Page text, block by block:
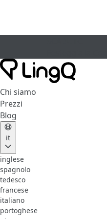
Chi siamo
Prezzi
Blog
it
inglese
spagnolo
tedesco
francese
italiano
portoghese